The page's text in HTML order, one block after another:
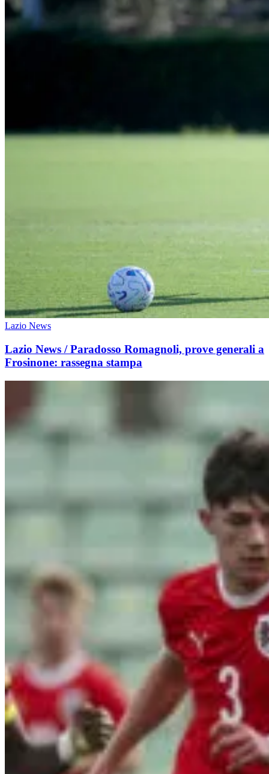
Lazio News
Lazio News / Paradosso Romagnoli, prove generali a
Frosinone: rassegna stampa